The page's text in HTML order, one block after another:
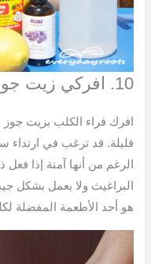
10. افركي زيت جوز الهند في فرو كلبك
افرك فراء الكلب بزيت
قليلة. قد ترغب في ارتداء
الرغم من أنها آمنة إذا
البراغيث ولا يعمل بشكل
هو أحد الأطعمة المفضلة